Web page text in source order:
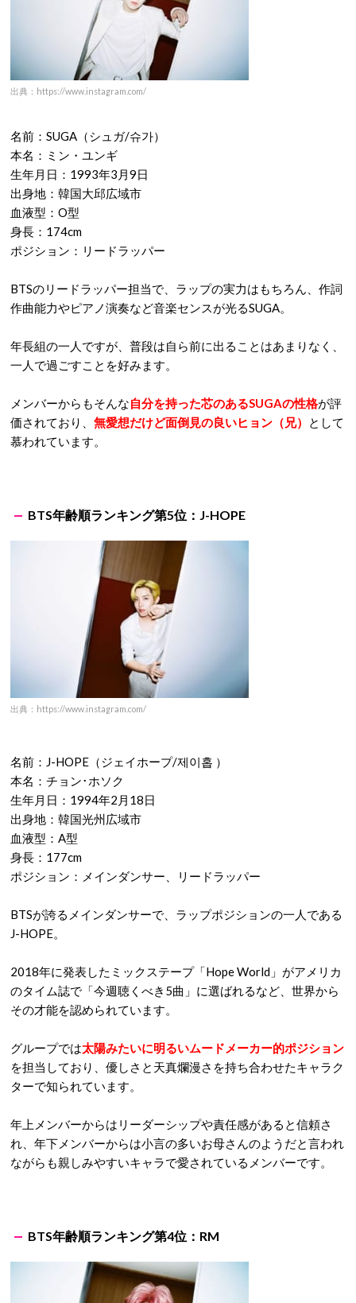
出典：https://www.instagram.com/
名前：SUGA（シュガ/슈가）
本名：ミン・ユンギ
生年月日：1993年3月9日
出身地：韓国大邱広域市
血液型：O型
身長：174cm
ポジション：リードラッパー
BTSのリードラッパー担当で、ラップの実力はもちろん、作詞
作曲能力やピアノ演奏など音楽センスが光るSUGA。
年長組の一人ですが、普段は自ら前に出ることはあまりなく、
一人で過ごすことを好みます。
メンバーからもそんな自分を持った芯のあるSUGAの性格が評
価されており、 無愛想だけど面倒見の良いヒョン（兄）
として
慕われています。
BTS年齢順ランキング第5位：J-HOPE
出典：https://www.instagram.com/
名前：J-HOPE（ジェイホープ/제이홉 ）
本名：チョン･ホソク
生年月日：1994年2月18日
出身地：韓国光州広域市
血液型：A型
身長：177cm
ポジション：メインダンサー、リードラッパー
BTSが誇るメインダンサーで、ラップポジションの一人である
J-HOPE。
2018年に発表したミックステープ「Hope World」がアメリカ
のタイム誌で「今週聴くべき5曲」に選ばれるなど、世界から
その才能を認められています。
グループでは太陽みたいに明るいムードメーカー的ポジション
を担当しており、優しさと天真爛漫さを持ち合わせたキャラク
ターで知られています。
年上メンバーからはリーダーシップや責任感があると信頼さ
れ、年下メンバーからは小言の多いお母さんのようだと言われ
ながらも親しみやすいキャラで愛されているメンバーです。
BTS年齢順ランキング第4位：RM